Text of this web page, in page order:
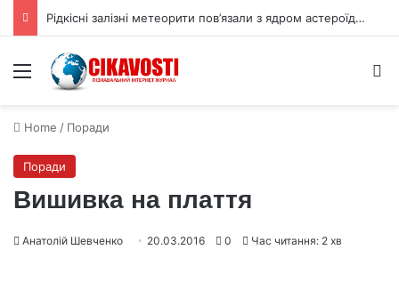
Рідкісні залізні метеорити пов’язали з ядром астероїда Вести
Menu
Home / Поради
Поради
Вишивка на плаття
Анатолій Шевченко 20.03.2016 0 Час читання: 2 хв